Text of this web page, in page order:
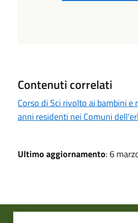
Contenuti correlati
Corso di Sci rivolto ai bambini e
anni residenti nei Comuni
Ultimo aggiornamento: 6